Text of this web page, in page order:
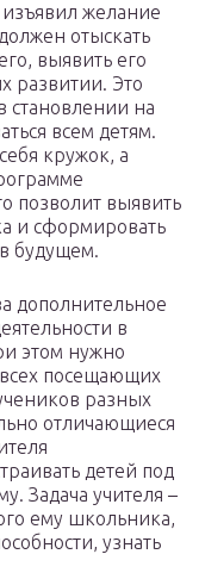
изъявил желание
отыскать
выявить его
развитии. Это
становлении на
всем детям.
кружок, а
позволит выявить
и сформировать
будущем.
дополнительное
в
этом нужно
посещающих
разных
отличающиеся
детей под
Задача учителя –
ему школьника,
узнать